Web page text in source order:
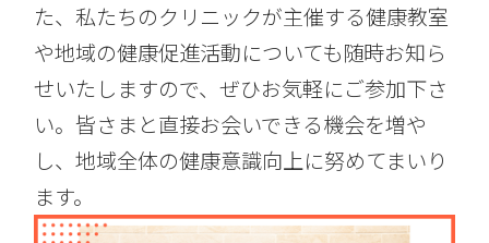
た、私たちのクリニックが主催する健康教室
や地域の健康促進活動についても随時お知ら
せいたしますので、ぜひお気軽にご参加下さ
い。皆さまと直接お会いできる機会を増や
し、地域全体の健康意識向上に努めてまいり
ます。